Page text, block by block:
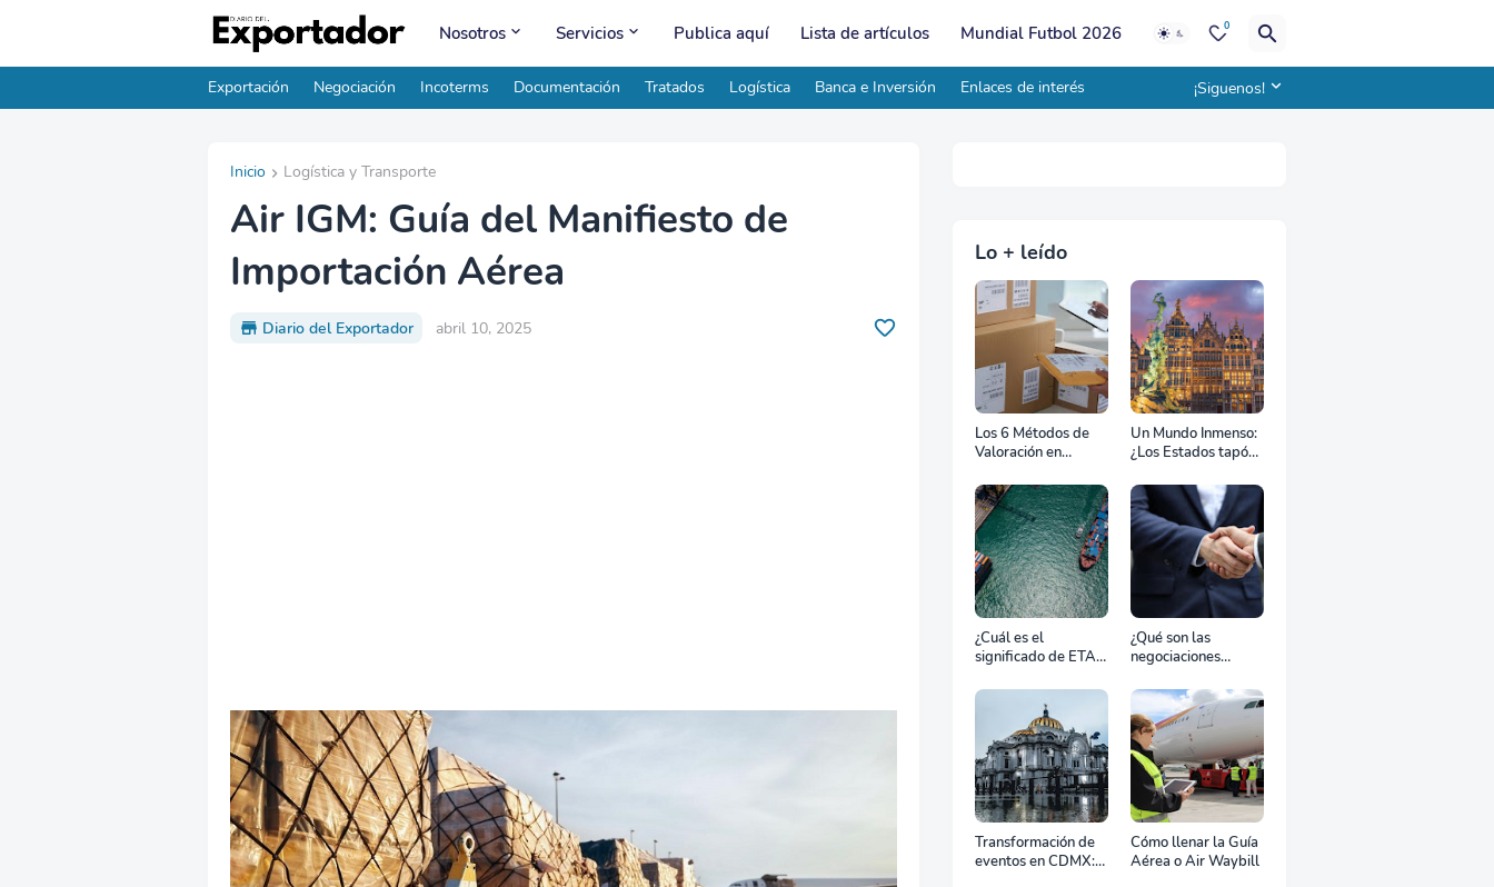
Nosotros Servicios Publica aquí Lista de artículos Mundial Futbol 2026 0
Exportación Negociación Incoterms Documentación Tratados Logística Banca e Inversión Enlaces de interés ¡Siguenos!
Inicio Logística y Transporte
Air IGM: Guía del Manifiesto de
Importación Aérea
Diario del Exportador abril 10, 2025
Lo + leído
Los 6 Métodos de
Valoración en
Un Mundo Inmenso:
¿Los Estados tapón,
o zona de combate?
¿Cuál es el
significado de ETA,
el transporte
marítimo?
¿Qué son las
negociaciones
Transformación de
eventos en CDMX:
Cómo llenar la Guía
Aérea o Air Waybill